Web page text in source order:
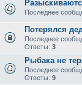
Последнее
Потерялся
Последнее
Ответы: 3
Рыбака не
Последнее
Ответы: 9